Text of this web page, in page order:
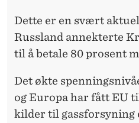
Dette er en svært
Russland annekterte
til å betale 80 prosent
Det økte
og Europa har fått EU
kilder til gassforsyning